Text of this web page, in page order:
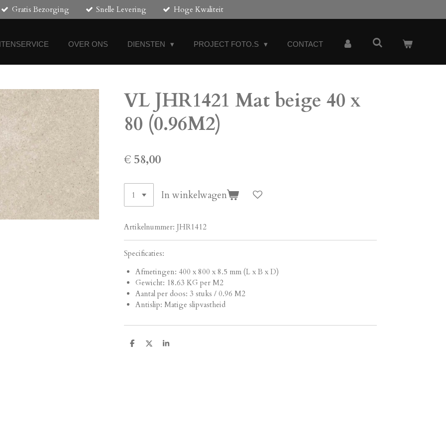
Gratis Bezorging Snelle Levering Hoge Kwaliteit
OVER ONS DIENSTEN PROJECT FOTO.S CONTACT
VL JHR1421 Mat beige 40 x
80 (0.96M2)
€ 58,00
In winkelwagen
Artikelnummer: JHR1412
Specificaties:
Afmetingen: 400 x 800 x 8.5 mm (L x B x D)
Gewicht: 18.63 KG per M2
Aantal per doos: 3 stuks / 0.96 M2
Antislip: Matige slipvastheid
D
D
S